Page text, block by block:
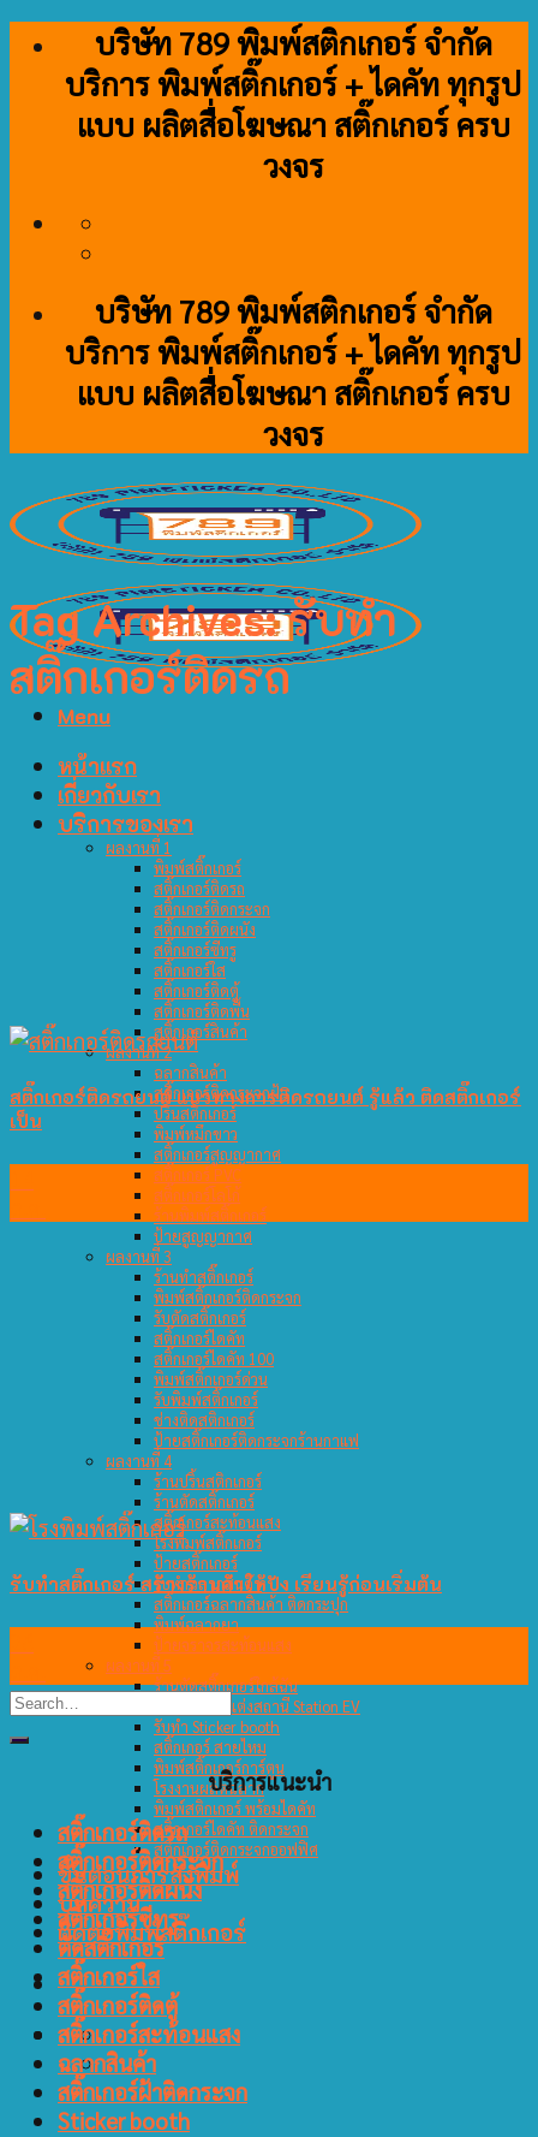
content
บริษัท 789 พิมพ์สติกเกอร์ จำกัด
บริการ พิมพ์สติ๊กเกอร์ + ไดคัท ทุกรูป
แบบ ผลิตสื่อโฆษณา สติ๊กเกอร์ ครบ
วงจร
บริษัท 789 พิมพ์สติกเกอร์ จำกัด
บริการ พิมพ์สติ๊กเกอร์ + ไดคัท ทุกรูป
แบบ ผลิตสื่อโฆษณา สติ๊กเกอร์ ครบ
วงจร
Menu
หน้าแรก
เกี่ยวกับเรา
บริการของเรา
ผลงานที่ 1
พิมพ์สติ๊กเกอร์
สติ๊กเกอร์ติดรถ
สติ๊กเกอร์ติดกระจก
สติ๊กเกอร์ติดผนัง
สติ๊กเกอร์ซีทรู
สติ๊กเกอร์ใส
สติ๊กเกอร์ติดตู้
สติ๊กเกอร์ติดพื้น
สติ๊กเกอร์สินค้า
ผลงานที่ 2
ฉลากสินค้า
สติ๊กเกอร์ติดกระจกฝ้า
ปริ้นสติกเกอร์
พิมพ์หมึกขาว
สติ๊กเกอร์สูญญากาศ
สติ๊กเกอร์ PVC
สติ๊กเกอร์โลโก้
ร้านพิมพ์สติ๊กเกอร์
ป้ายสูญญากาศ
ผลงานที่ 3
ร้านทำสติ๊กเกอร์
พิมพ์สติ๊กเกอร์ติดกระจก
รับตัดสติ๊กเกอร์
สติ๊กเกอร์ไดคัท
สติ๊กเกอร์ไดคัท 100
พิมพ์สติ๊กเกอร์ด่วน
รับพิมพ์สติ๊กเกอร์
ช่างติดสติกเกอร์
ป้ายสติ๊กเกอร์ติดกระจกร้านกาแฟ
ผลงานที่ 4
ร้านปริ้นสติกเกอร์
ร้านตัดสติ๊กเกอร์
สติ๊กเกอร์สะท้อนแสง
โรงพิมพ์สติ๊กเกอร์
ป้ายสติ๊กเกอร์
รับทำฉลากสินค้า
สติ๊กเกอร์ฉลากสินค้า ติดกระปุก
พิมพ์ฉลากยา
ป้ายจราจรสะท้อนแสง
ผลงานที่ 5
ร้านตัดสติ๊กเกอร์ใกล้ฉัน
สติ๊กเกอร์ตกแต่งสถานี Station EV
รับทำ Sticker booth
สติ๊กเกอร์ สายไหม
พิมพ์สติ๊กเกอร์การ์ตูน
โรงงานผลิตฉลาก
พิมพ์สติกเกอร์ พร้อมไดคัท
สติ๊กเกอร์ไดคัท ติดกระจก
สติ๊กเกอร์ติดกระจกออฟฟิศ
ขั้นตอนการสั่งพิมพ์
บทความ
ติดต่อพิมพ์สติ๊กเกอร์
Tag Archives:รับทำ
สติ๊กเกอร์ติดรถ
สติ๊กเกอร์ติดรถยนต์ แนวทางการติดรถยนต์ รู้แล้ว ติดสติ๊กเกอร์
เป็น
รับทำสติ๊กเกอร์ สร้างร้านค้าให้ปัง เรียนรู้ก่อนเริ่มต้น
บริการแนะนำ
สติ๊กเกอร์ติดรถ
สติ๊กเกอร์ติดกระจก
สติ๊กเกอร์ติดผนัง
สติ๊กเกอร์ซีทรู
ตัดสติ๊กเกอร์
สติ๊กเกอร์ใส
สติ๊กเกอร์ติดตู้
สติ๊กเกอร์สะท้อนแสง
ฉลากสินค้า
สติ๊กเกอร์ฝ้าติดกระจก
Sticker booth